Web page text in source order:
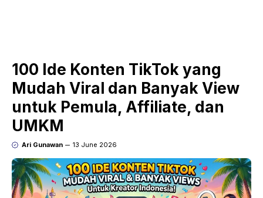
100 Ide Konten TikTok yang
Mudah Viral dan Banyak View
untuk Pemula, Affiliate, dan
UMKM
Ari Gunawan 13 June 2026